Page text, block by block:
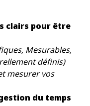
clairs pour être
Mesurables,
définis)
mesurer vos
du temps